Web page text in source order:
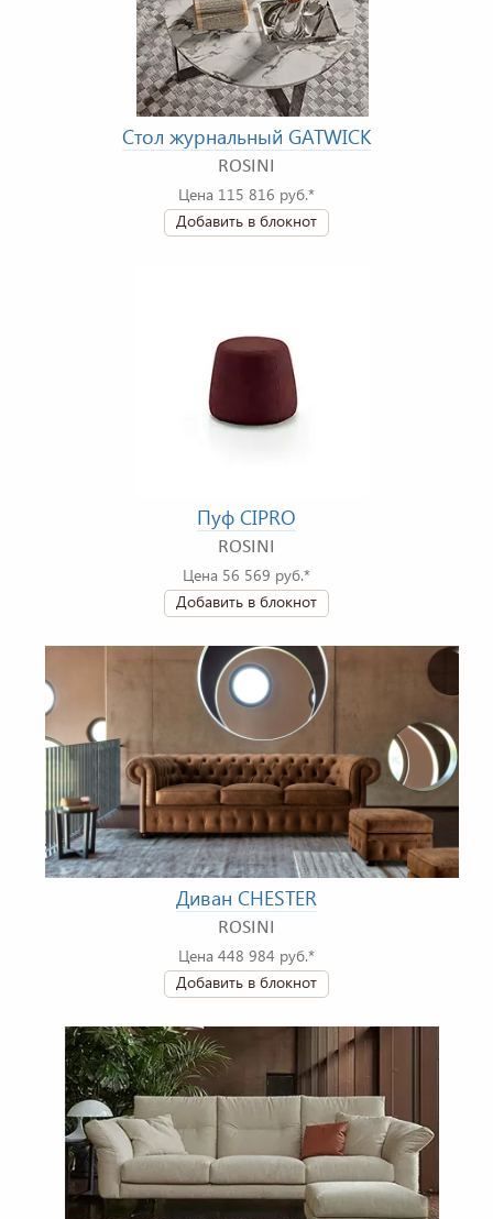
Стол журнальный GATWICK
ROSINI
Цена 115 816 руб.*
Добавить в блокнот
Пуф CIPRO
ROSINI
Цена 56 569 руб.*
Добавить в блокнот
Диван CHESTER
ROSINI
Цена 448 984 руб.*
Добавить в блокнот